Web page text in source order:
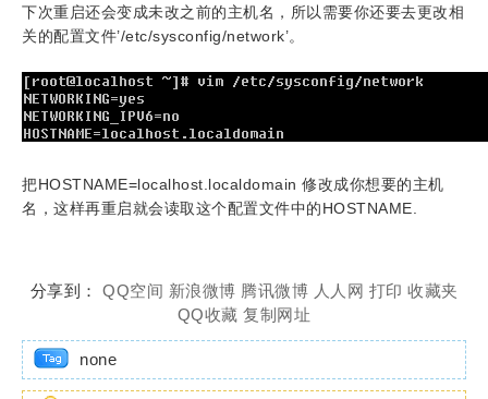
下次重启还会变成未改之前的主机名，所以需要你还要去更改相
关的配置文件’/etc/sysconfig/network’。
把HOSTNAME=localhost.localdomain 修改成你想要的主机
名，这样再重启就会读取这个配置文件中的HOSTNAME.
分享到： QQ空间 新浪微博 腾讯微博 人人网 打印 收藏夹
QQ收藏 复制网址
none